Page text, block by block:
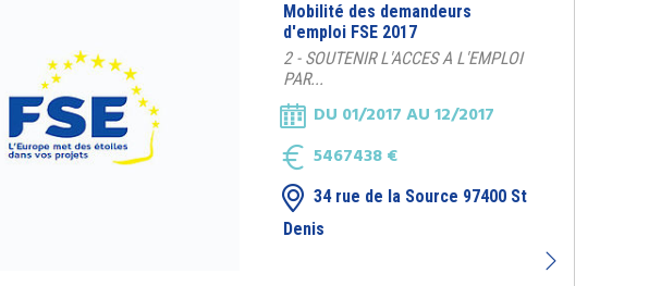
Mobilité des demandeurs
d'emploi FSE 2017
2 - SOUTENIR L'ACCES A L'EMPLOI
PAR...
DU 01/2017 AU 12/2017
5467438 €
34 rue de la Source 97400 St
Denis